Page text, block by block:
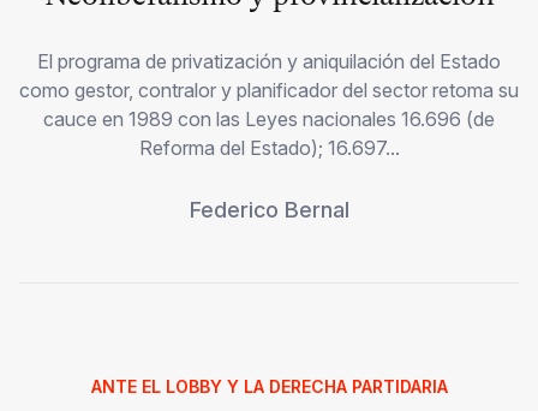
El programa de privatización y aniquilación del Estado
como gestor, contralor y planificador del sector retoma su
cauce en 1989 con las Leyes nacionales 16.696 (de
Reforma del Estado); 16.697...
Federico Bernal
ANTE EL LOBBY Y LA DERECHA PARTIDARIA